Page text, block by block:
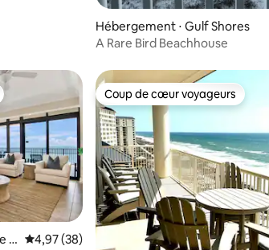
Hébergement ⋅ Gulf Shores
A Rare Bird Beachhouse
⋅
Évaluation moyenne sur la base de 38
4,97 (38)
Coup de cœur voyageurs
Coup de cœur voyageurs